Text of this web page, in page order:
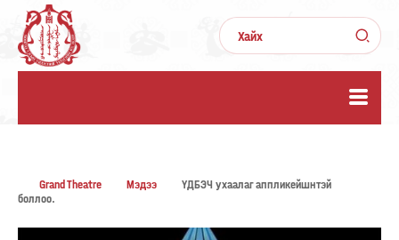
Grand Theatre Мэдээ
ҮДБЭЧ ухаалаг аппликейшнтэй
боллоо.